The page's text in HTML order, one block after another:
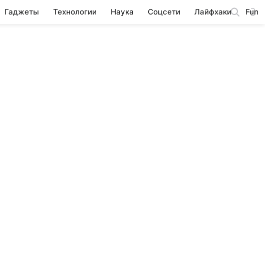
Гаджеты Технологии Наука Соцсети Лайфхаки Fun